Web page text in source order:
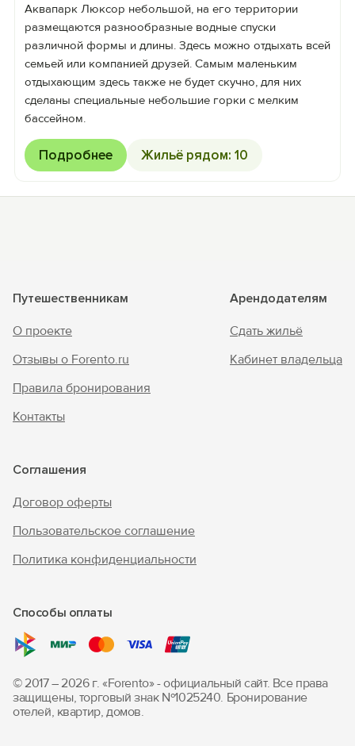
Аквапарк Люксор небольшой, на его территории
размещаются разнообразные водные спуски
различной формы и длины. Здесь можно отдыхать всей
семьей или компанией друзей. Самым маленьким
отдыхающим здесь также не будет скучно, для них
сделаны специальные небольшие горки с мелким
бассейном.
Подробнее Жильё рядом: 10
Путешественникам
О проекте
Отзывы о Forento.ru
Правила бронирования
Контакты
Арендодателям
Сдать жильё
Кабинет владельца
Соглашения
Договор оферты
Пользовательское соглашение
Политика конфиденциальности
Способы оплаты
© 2017 – 2026 г. «Forento» - официальный сайт. Все права
защищены, торговый знак Nº1025240. Бронирование
отелей, квартир, домов.